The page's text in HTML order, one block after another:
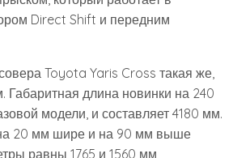
Direct Shift и передним
Toyota Yaris Cross такая же,
Габаритная длина новинки на 240
модели, и составляет 4180 мм.
20 мм шире и на 90 мм выше
равны 1765 и 1560 мм